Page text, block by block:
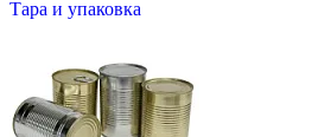
Тара и упаковка